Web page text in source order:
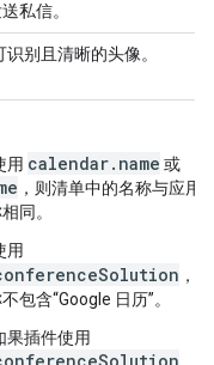
私信。
别且清晰的头像。
用 calendar.name 或
，则清单中的名称与应用
同。
用
，
包含“Google 日历”。
果插件使用